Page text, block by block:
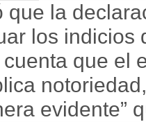
que la
los
que el
evidente”